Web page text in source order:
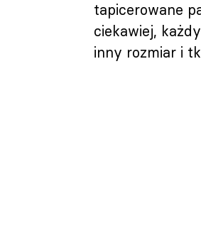
tapicerowane
ciekawiej,
inny rozmiar i